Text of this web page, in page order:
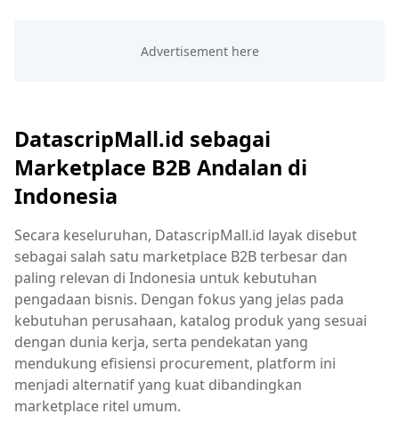
DatascripMall.id sebagai
Marketplace B2B Andalan di
Indonesia
Secara keseluruhan, DatascripMall.id layak disebut
sebagai salah satu marketplace B2B terbesar dan
paling relevan di Indonesia untuk kebutuhan
pengadaan bisnis. Dengan fokus yang jelas pada
kebutuhan perusahaan, katalog produk yang sesuai
dengan dunia kerja, serta pendekatan yang
mendukung efisiensi procurement, platform ini
menjadi alternatif yang kuat dibandingkan
marketplace ritel umum.